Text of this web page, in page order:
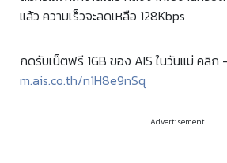
แล้ว ความเร็วจะลดเหลือ 128Kbps
กดรับเน็ตฟรี 1GB ของ AIS ในวันแม่ คลิก
m.ais.co.th/n1H8e9nSq
Advertisement